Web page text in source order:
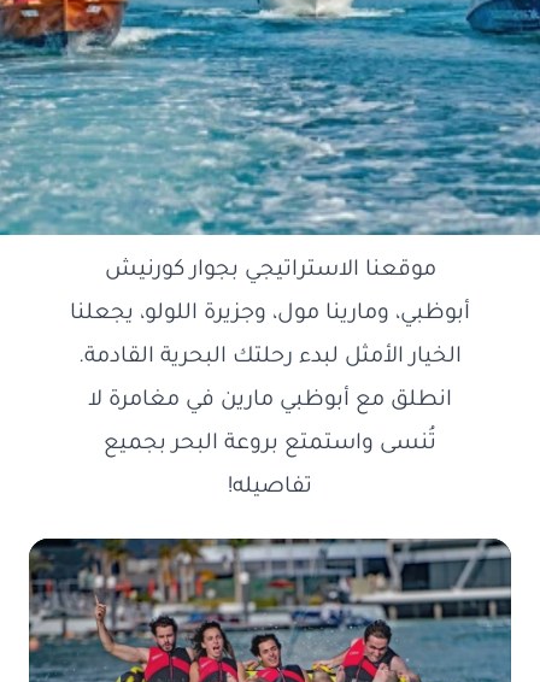
موقعنا الاستراتيجي بجوار كورنيش
أبوظبي، ومارينا مول، وجزيرة اللولو، يجعلنا
الخيار الأمثل لبدء رحلتك البحرية القادمة.
انطلق مع أبوظبي مارين في مغامرة لا
تُنسى واستمتع بروعة البحر بجميع
تفاصيله!